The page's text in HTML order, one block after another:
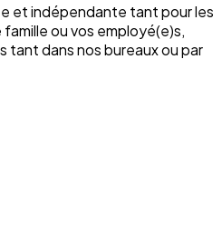
et indépendante tant pour les
ou vos employé(e)s,
dans nos bureaux ou par